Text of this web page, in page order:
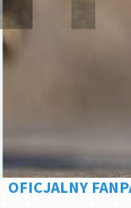
OFICJALNY